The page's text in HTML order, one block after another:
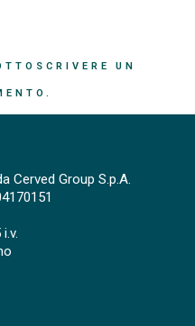
UN
Cerved Group S.p.A.